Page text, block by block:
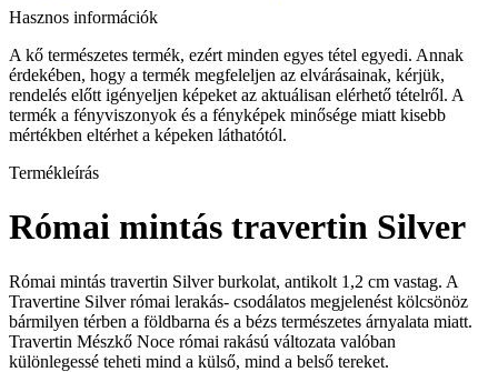
Hasznos információk
A kő természetes termék, ezért minden egyes tétel egyedi. Annak
érdekében, hogy a termék megfeleljen az elvárásainak, kérjük,
rendelés előtt igényeljen képeket az aktuálisan elérhető tételről. A
termék a fényviszonyok és a fényképek minősége miatt kisebb
mértékben eltérhet a képeken láthatótól.
Termékleírás
Római mintás travertin Silver
Római mintás travertin Silver burkolat, antikolt 1,2 cm vastag. A
Travertine Silver római lerakás- csodálatos megjelenést kölcsönöz
bármilyen térben a földbarna és a bézs természetes árnyalata miatt.
Travertin Mészkő Noce római rakású változata valóban
különlegessé teheti mind a külső, mind a belső tereket.